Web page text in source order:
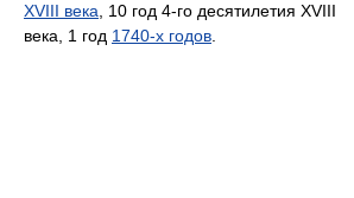
XVIII века , 10 год 4-го десятилетия XVIII
века, 1 год 1740-х годов